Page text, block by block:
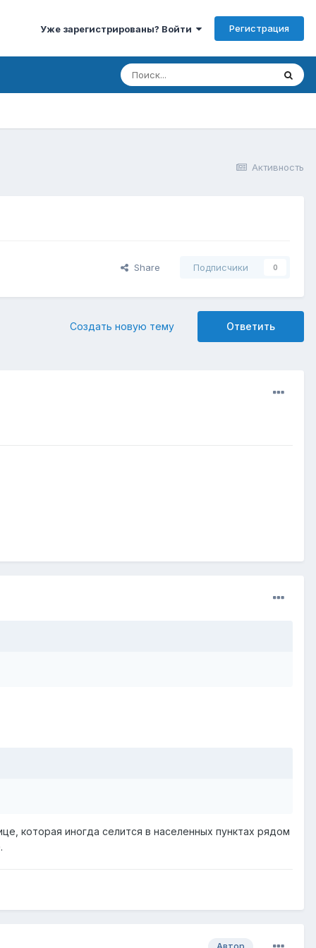
Уже зарегистрированы? Войти Регистрация
Активность
Share Подписчики 0
Ответить
Создать новую тему
которая иногда селится в населенных пунктах рядом